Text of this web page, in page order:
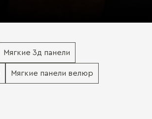
Мягкие 3д панели
Мягкие панели велюр